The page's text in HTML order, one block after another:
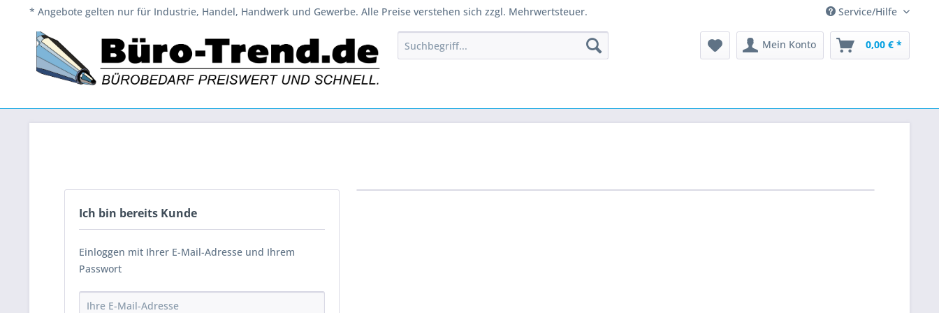
* Angebote gelten nur für Industrie, Handel, Handwerk und Gewerbe. Alle Preise verstehen sich zzgl. Mehrwertsteuer. Service/Hilfe
Mein Konto 0,00 € *
Ich bin bereits Kunde
Einloggen mit Ihrer E-Mail-Adresse und Ihrem
Passwort